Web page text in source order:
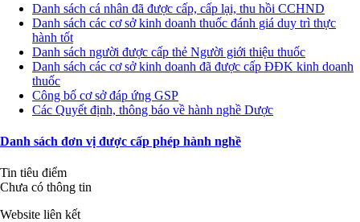
Danh sách cá nhân đã được cấp, cấp lại, thu hồi CCHND
Danh sách các cơ sở kinh doanh thuốc đánh giá duy trì thực
hành tốt
Danh sách người được cấp thẻ Người giới thiệu thuốc
Danh sách các cơ sở kinh doanh đã được cấp ĐĐK kinh doanh
thuốc
Công bố cơ sở đáp ứng GSP
Các Quyết định, thông báo về hành nghề Dược
Danh sách đơn vị được cấp phép hành nghề
Tin tiêu điểm
Chưa có thông tin
Website liên kết